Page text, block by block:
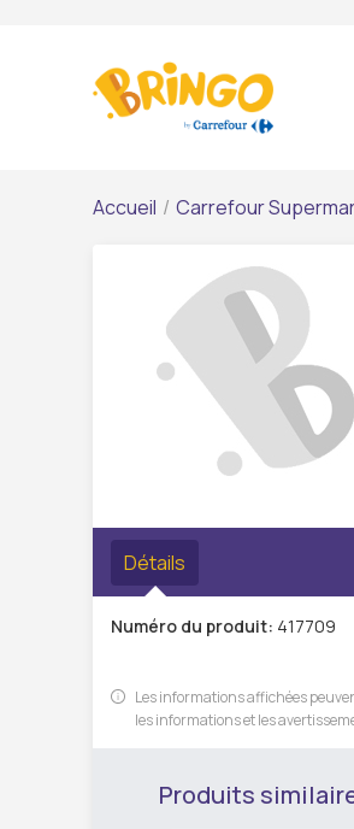
Accueil / Carrefour
Détails
Numéro du produit: 417709
Les informations affichées
les informations et les
Produits